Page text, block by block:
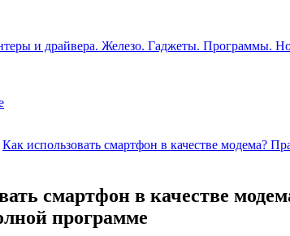
Как использовать смартфон в качестве модема?
смартфон в качестве
программе